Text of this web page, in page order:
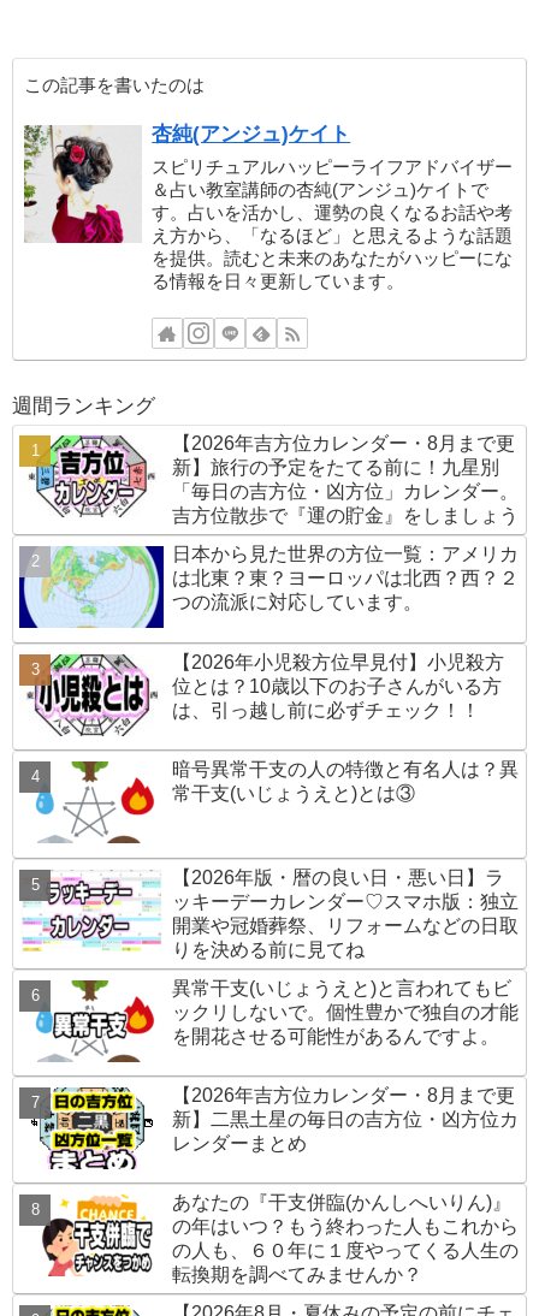
この記事を書いたのは
杏純(アンジュ)ケイト
スピリチュアルハッピーライフアドバイザー
＆占い教室講師の杏純(アンジュ)ケイトで
す。占いを活かし、運勢の良くなるお話や考
え方から、「なるほど」と思えるような話題
を提供。読むと未来のあなたがハッピーにな
る情報を日々更新しています。
週間ランキング
【2026年吉方位カレンダー・8月まで更
新】旅行の予定をたてる前に！九星別
「毎日の吉方位・凶方位」カレンダー。
吉方位散歩で『運の貯金』をしましょう
日本から見た世界の方位一覧：アメリカ
は北東？東？ヨーロッパは北西？西？２
つの流派に対応しています。
【2026年小児殺方位早見付】小児殺方
位とは？10歳以下のお子さんがいる方
は、引っ越し前に必ずチェック！！
暗号異常干支の人の特徴と有名人は？異
常干支(いじょうえと)とは③
【2026年版・暦の良い日・悪い日】ラ
ッキーデーカレンダー♡スマホ版：独立
開業や冠婚葬祭、リフォームなどの日取
りを決める前に見てね
異常干支(いじょうえと)と言われてもビ
ックリしないで。個性豊かで独自の才能
を開花させる可能性があるんですよ。
【2026年吉方位カレンダー・8月まで更
新】二黒土星の毎日の吉方位・凶方位カ
レンダーまとめ
あなたの『干支併臨(かんしへいりん)』
の年はいつ？もう終わった人もこれから
の人も、６０年に１度やってくる人生の
転換期を調べてみませんか？